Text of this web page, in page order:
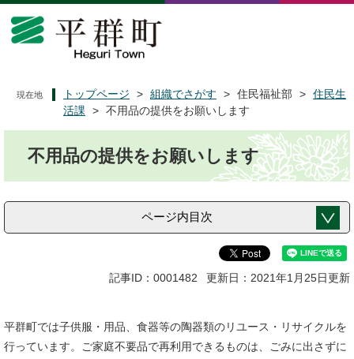
ペ
メ
現在地 トップページ > 組織でさがす > 住民福祉部 > 住民生
活課
> 不用品の提供をお願いします
不用品の提供をお願いします
ページ内目次
記事ID：0001482 更新日：2021年1月25日更新
平群町では子供服・用品、食器等の陶器類のリユース・リサイクルを
行っています。ご家庭不要品で再利用できるものは、ごみに出さずに